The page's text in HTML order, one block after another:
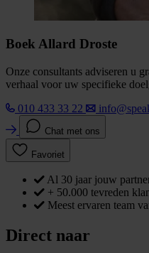
Boek Allard Droste
Onze consultants adviseren u
verhaal voor uw specifieke
010 433 33 22
Chat met ons
Favoriet
Al 30 jaar jouw
+ 50.000 tevreden
Meest ervaren team
Direct naar